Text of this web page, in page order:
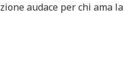
audace per chi ama la